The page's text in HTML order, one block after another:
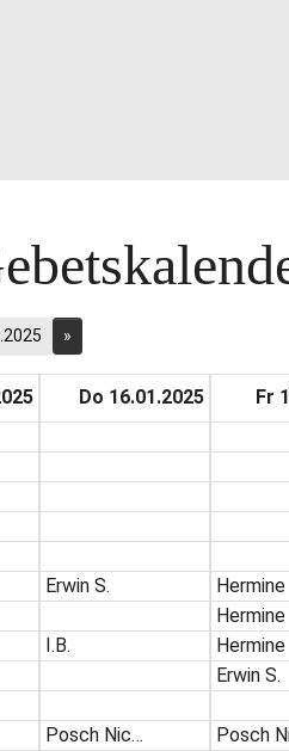
»
Do 16.01.2025
Erwin S.
I.B.
Posch Nic…
Fr
Hermine
Hermine
Hermine
Erwin S.
Posch